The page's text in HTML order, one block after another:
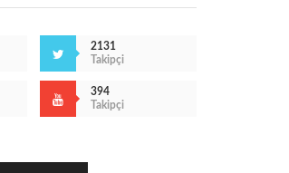
2131
Takipçi
394
Takipçi